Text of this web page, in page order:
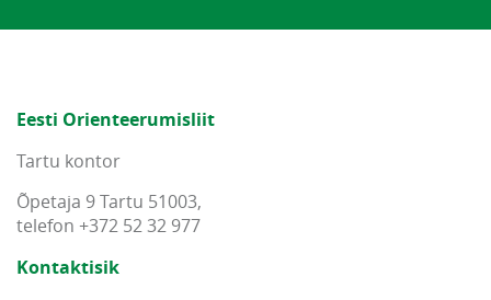
Eesti Orienteerumisliit
Tartu kontor
Õpetaja 9 Tartu 51003,
telefon +372 52 32 977
Kontaktisik